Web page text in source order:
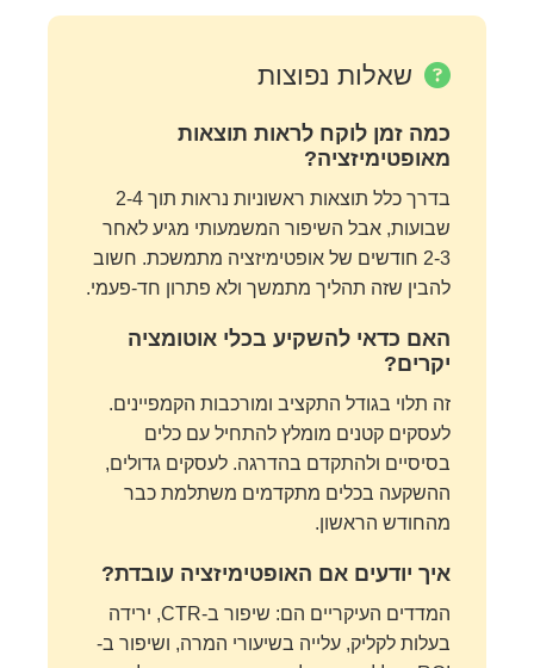
שאלות נפוצות
כמה זמן לוקח לראות תוצאות
מאופטימיזציה?
בדרך כלל תוצאות ראשוניות נראות תוך 2-4
שבועות, אבל השיפור המשמעותי מגיע לאחר
2-3 חודשים של אופטימיזציה מתמשכת. חשוב
להבין שזה תהליך מתמשך ולא פתרון חד-פעמי.
האם כדאי להשקיע בכלי אוטומציה
יקרים?
זה תלוי בגודל התקציב ומורכבות הקמפיינים.
לעסקים קטנים מומלץ להתחיל עם כלים
בסיסיים ולהתקדם בהדרגה. לעסקים גדולים,
ההשקעה בכלים מתקדמים משתלמת כבר
מהחודש הראשון.
איך יודעים אם האופטימיזציה עובדת?
המדדים העיקריים הם: שיפור ב-CTR, ירידה
בעלות לקליק, עלייה בשיעורי המרה, ושיפור ב-